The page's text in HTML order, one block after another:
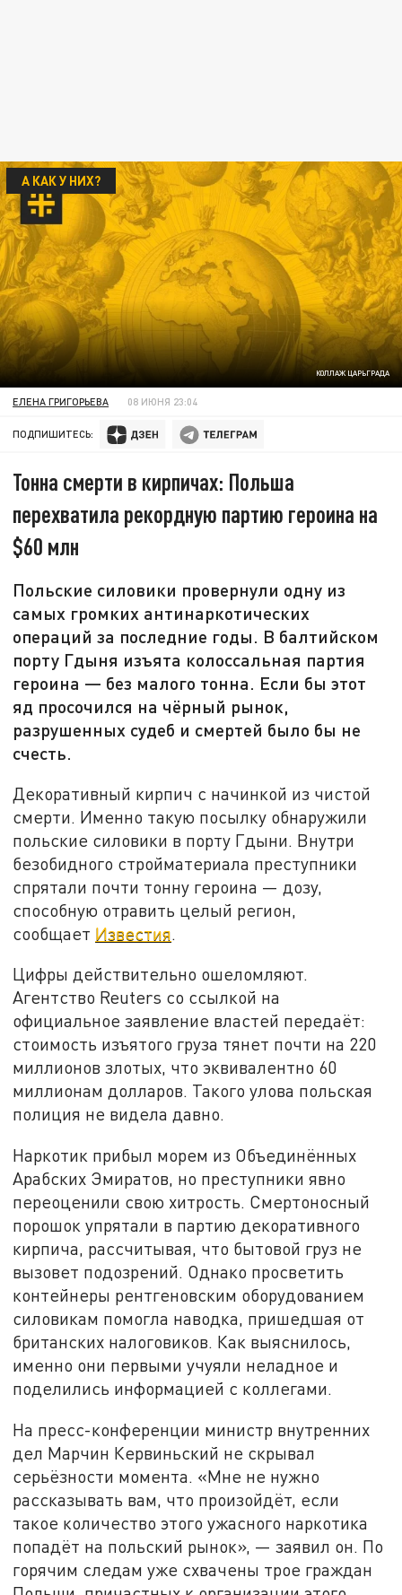
КОЛЛАЖ ЦАРЬГРАДА
А КАК У НИХ?
ЕЛЕНА ГРИГОРЬЕВА 08 ИЮНЯ 23:04
ПОДПИШИТЕСЬ:
Тонна смерти в кирпичах: Польша
перехватила рекордную партию героина на
$60 млн
Польские силовики провернули одну из
самых громких антинаркотических
операций за последние годы. В балтийском
порту Гдыня изъята колоссальная партия
героина — без малого тонна. Если бы этот
яд просочился на чёрный рынок,
разрушенных судеб и смертей было бы не
счесть.
Декоративный кирпич с начинкой из чистой
смерти. Именно такую посылку обнаружили
польские силовики в порту Гдыни. Внутри
безобидного стройматериала преступники
спрятали почти тонну героина — дозу,
способную отравить целый регион,
сообщает Известия.
Цифры действительно ошеломляют.
Агентство Reuters со ссылкой на
официальное заявление властей передаёт:
стоимость изъятого груза тянет почти на 220
миллионов злотых, что эквивалентно 60
миллионам долларов. Такого улова польская
полиция не видела давно.
Наркотик прибыл морем из Объединённых
Арабских Эмиратов, но преступники явно
переоценили свою хитрость. Смертоносный
порошок упрятали в партию декоративного
кирпича, рассчитывая, что бытовой груз не
вызовет подозрений. Однако просветить
контейнеры рентгеновским оборудованием
силовикам помогла наводка, пришедшая от
британских налоговиков. Как выяснилось,
именно они первыми учуяли неладное и
поделились информацией с коллегами.
На пресс-конференции министр внутренних
дел Марчин Кервиньский не скрывал
серьёзности момента. «Мне не нужно
рассказывать вам, что произойдёт, если
такое количество этого ужасного наркотика
попадёт на польский рынок», — заявил он. По
горячим следам уже схвачены трое граждан